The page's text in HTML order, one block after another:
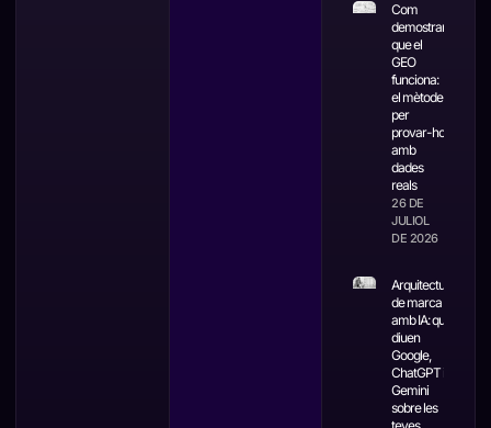
Com
demostrar
que el
GEO
funciona:
el mètode
per
provar-ho
amb
dades
reals
26 DE
JULIOL
DE 2026
Arquitectura
de marca
amb IA: què
diuen
Google,
ChatGPT i
Gemini
sobre les